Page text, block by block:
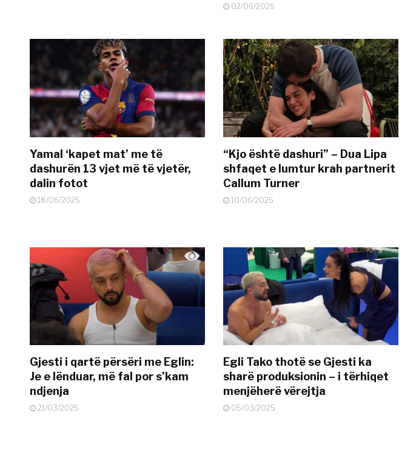
02/06/2026
Yamal ‘kapet mat’ me të
dashurën 13 vjet më të vjetër,
dalin fotot
18/06/2025
“Kjo është dashuri” – Dua Lipa
shfaqet e lumtur krah partnerit
Callum Turner
10/06/2025
Gjesti i qartë përsëri me Eglin:
Je e lënduar, më fal por s’kam
ndjenja
21/03/2025
Egli Tako thotë se Gjesti ka
sharë produksionin – i tërhiqet
menjëherë vërejtja
05/03/2025